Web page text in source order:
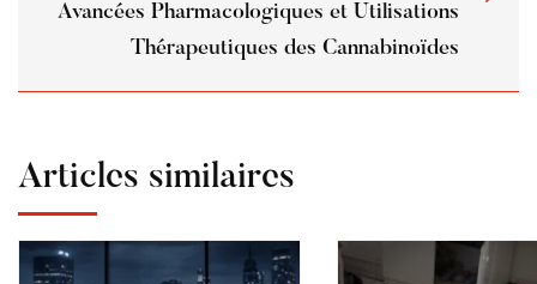
Avancées Pharmacologiques et Utilisations
Thérapeutiques des Cannabinoïdes
Articles similaires